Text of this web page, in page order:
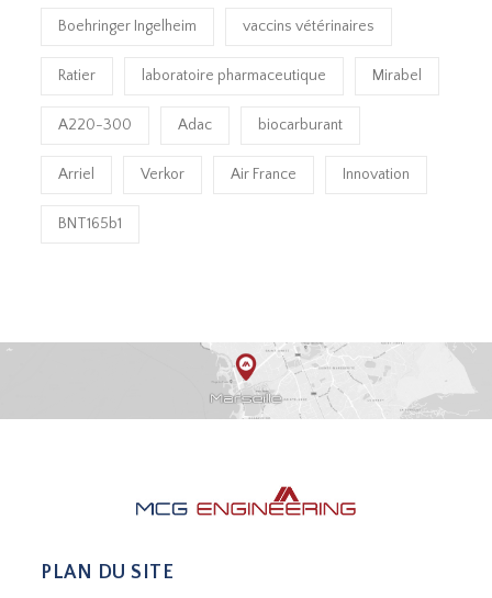
Boehringer Ingelheim vaccins vétérinaires
Ratier laboratoire pharmaceutique Mirabel
A220-300 Adac biocarburant
Arriel Verkor Air France Innovation
BNT165b1
PLAN DU SITE